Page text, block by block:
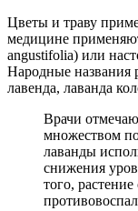
Цветы и траву
медицине
angustifolia) или
Народные названия
лавенда, лаванда
Врачи
множеством
лаванды
снижения
того,